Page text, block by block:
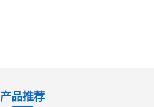
产品推荐